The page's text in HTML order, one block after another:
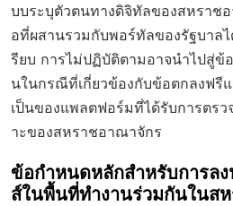
บบระบุตัวตนทางดิจิทัลของสหราช
อที่ผสานรวมกับพอร์ทัลของรัฐบาล
รียบ การไม่ปฏิบัติตามอาจนำไปสู่ข้
นในกรณีที่เกี่ยวข้องกับข้อตกลงฟรี
เป็นของแพลตฟอร์มที่ได้รับการตรว
าะของสหราชอาณาจักร
ข้อกำหนดหลักสำหรับการล
ส์ในพื้นที่ทำงานร่วมกันในส